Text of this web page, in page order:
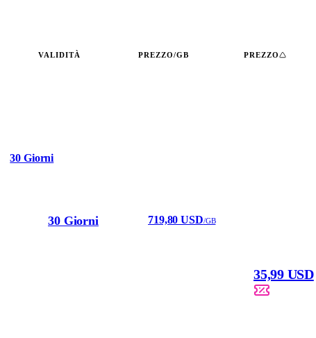
VALIDITÀ PREZZO/GB PREZZO
30 Giorni
30 Giorni 719,80 USD/GB
35,99 USD